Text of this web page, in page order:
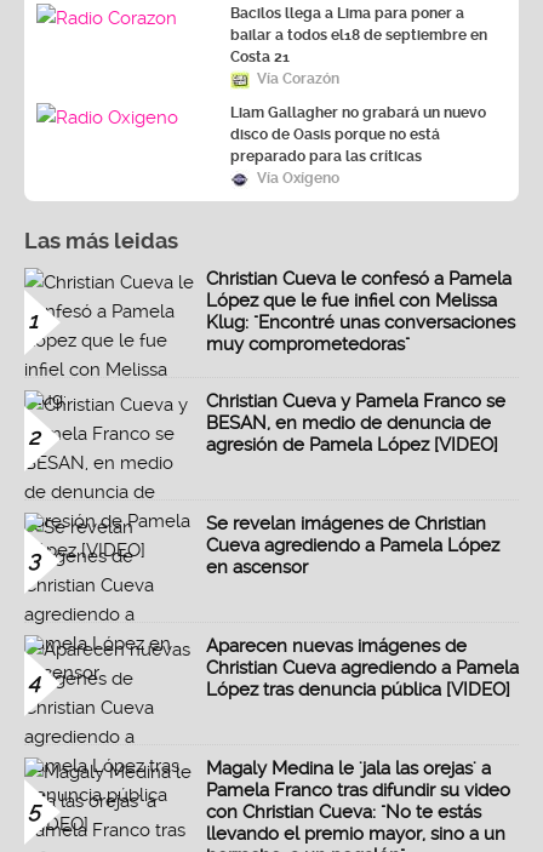
Bacilos llega a Lima para poner a
bailar a todos el18 de septiembre en
Costa 21
Vía Corazón
Liam Gallagher no grabará un nuevo
disco de Oasis porque no está
preparado para las críticas
Vía Oxígeno
Las más leidas
1
Christian Cueva le confesó a Pamela
López que le fue infiel con Melissa
Klug: "Encontré unas conversaciones
muy comprometedoras"
2
Christian Cueva y Pamela Franco se
BESAN, en medio de denuncia de
agresión de Pamela López [VIDEO]
3
Se revelan imágenes de Christian
Cueva agrediendo a Pamela López
en ascensor
4
Aparecen nuevas imágenes de
Christian Cueva agrediendo a Pamela
López tras denuncia pública [VIDEO]
5
Magaly Medina le 'jala las orejas' a
Pamela Franco tras difundir su video
con Christian Cueva: "No te estás
llevando el premio mayor, sino a un